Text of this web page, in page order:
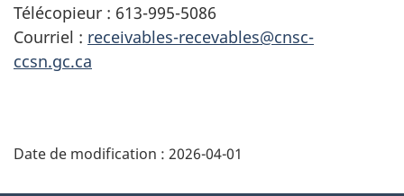
Télécopieur : 613-995-5086
Courriel : receivables-recevables@cnsc-
ccsn.gc.ca
é
Date de modification : 2026-04-01